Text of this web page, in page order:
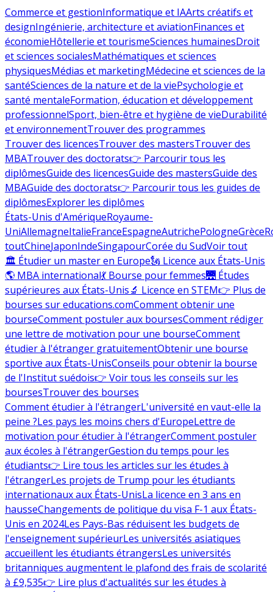
Commerce et gestionInformatique et IAArts créatifs et
designIngénierie, architecture et aviationFinances et
économieHôtellerie et tourismeSciences humainesDroit
et sciences socialesMathématiques et sciences
physiquesMédias et marketingMédecine et sciences de la
santéSciences de la nature et de la viePsychologie et
santé mentaleFormation, éducation et développement
professionnelSport, bien-être et hygiène de vieDurabilité
et environnementTrouver des programmes
Trouver des licencesTrouver des mastersTrouver des
MBATrouver des doctorats👉 Parcourir tous les
diplômesGuide des licencesGuide des mastersGuide des
MBAGuide des doctorats👉 Parcourir tous les guides de
diplômesExplorer les diplômes
États-Unis d'AmériqueRoyaume-
UniAllemagneItalieFranceEspagneAutrichePologneGrèce
toutChineJaponIndeSingapourCorée du SudVoir tout
🏛 Étudier un master en Europe🗽 Licence aux États-Unis
🌎 MBA international💃 Bourse pour femmes🌉 Études
supérieures aux États-Unis🔬 Licence en STEM👉 Plus de
bourses sur educations.comComment obtenir une
bourseComment postuler aux boursesComment rédiger
une lettre de motivation pour une bourseComment
étudier à l'étranger gratuitementObtenir une bourse
sportive aux États-UnisConseils pour obtenir la bourse
de l'Institut suédois👉 Voir tous les conseils sur les
boursesTrouver des bourses
Comment étudier à l'étrangerL'université en vaut-elle la
peine ?Les pays les moins chers d'EuropeLettre de
motivation pour étudier à l'étrangerComment postuler
aux écoles à l'étrangerGestion du temps pour les
étudiants👉 Lire tous les articles sur les études à
l'étrangerLes projets de Trump pour les étudiants
internationaux aux États-UnisLa licence en 3 ans en
hausseChangements de politique du visa F-1 aux États-
Unis en 2024Les Pays-Bas réduisent les budgets de
l'enseignement supérieurLes universités asiatiques
accueillent les étudiants étrangersLes universités
britanniques augmentent le plafond des frais de scolarité
à £9,535👉 Lire plus d'actualités sur les études à